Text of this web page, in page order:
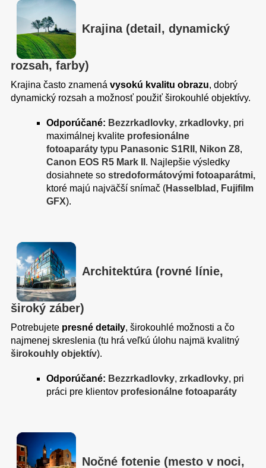
Krajina (detail, dynamický
rozsah, farby)
Krajina často znamená vysokú kvalitu obrazu, dobrý
dynamický rozsah a možnosť použiť širokouhlé objektívy.
Odporúčané: Bezzrkadlovky, zrkadlovky, pri
maximálnej kvalite profesionálne
fotoaparáty typu Panasonic S1RII , Nikon Z8,
Canon EOS R5 Mark II . Najlepšie výsledky
dosiahnete so stredoformátovými fotoaparátmi,
ktoré majú najväčší snímač (Hasselblad, Fujifilm
GFX).
Architektúra (rovné línie,
široký záber)
Potrebujete presné detaily, širokouhlé možnosti a čo
najmenej skreslenia (tu hrá veľkú úlohu najmä kvalitný
širokouhly objektív).
Odporúčané: Bezzrkadlovky, zrkadlovky, pri
práci pre klientov profesionálne fotoaparáty
Nočné fotenie (mesto v noci,